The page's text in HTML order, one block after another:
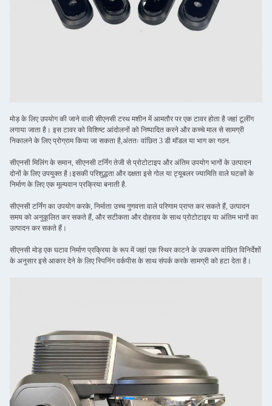
मोड़ के लिए उपयोग की जाने वाली सीएनसी टरथ मशीन में आमतौर पर एक टावर होता है जहां टूलींग
लगाया जाता है। इस टावर को विशिष्ट आंदोलनों को निष्पादित करने और कच्चे माल से सामग्री
निकालने के लिए प्रोग्राम किया जा सकता है,अंततः वांछित 3 डी मॉडल या भाग का गठन.
सीएनसी मिलिंग के समान, सीएनसी टर्निंग तेजी से प्रोटोटाइप और अंतिम उपयोग भागों के उत्पादन
दोनों के लिए उपयुक्त है।इसकी परिशुद्धता और दक्षता इसे गोल या ट्यूबलर ज्यामिति वाले घटकों के
निर्माण के लिए एक मूल्यवान प्रक्रिया बनाती है.
सीएनसी टर्निंग का उपयोग करके, निर्माता उच्च गुणवत्ता वाले परिणाम प्राप्त कर सकते हैं, उत्पादन
समय को अनुकूलित कर सकते हैं, और सटीकता और दोहराव के साथ प्रोटोटाइप या अंतिम भागों का
उत्पादन कर सकते हैं।
सीएनसी मोड़ एक घटाव निर्माण प्रक्रिया के रूप में जहां एक स्थिर काटने के उपकरण वांछित विनिर्देशों
के अनुसार इसे आकार देने के लिए स्पिनिंग वर्कपीस के साथ संपर्क करके सामग्री को हटा देता है।